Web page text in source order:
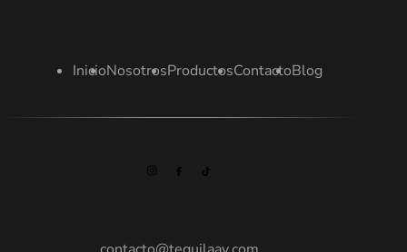
InicioNosotrosProductosContactoBlog